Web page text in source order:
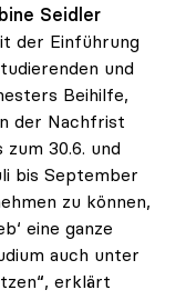
Seidler
der Einführung
und
Beihilfe,
der Nachfrist
30.6. und
bis September
zu können,
eine ganze
auch unter
erklärt